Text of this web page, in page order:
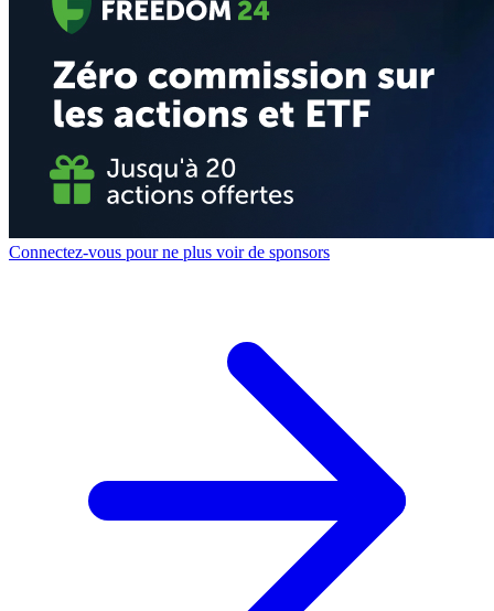
Connectez-vous pour ne plus voir de sponsors